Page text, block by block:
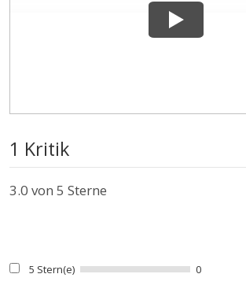
1 Kritik
3.0 von 5 Sterne
5 Stern(e)
0